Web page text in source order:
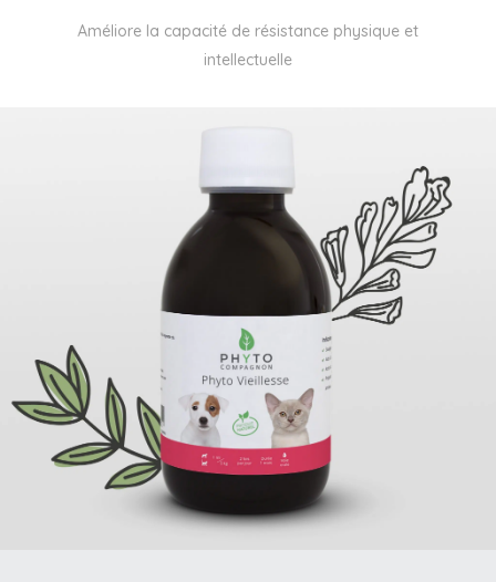
Améliore la capacité de résistance physique et
intellectuelle